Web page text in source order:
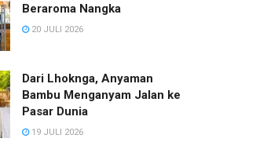
Beraroma Nangka
20 JULI 2026
Dari Lhoknga, Anyaman
Bambu Menganyam Jalan ke
Pasar Dunia
19 JULI 2026